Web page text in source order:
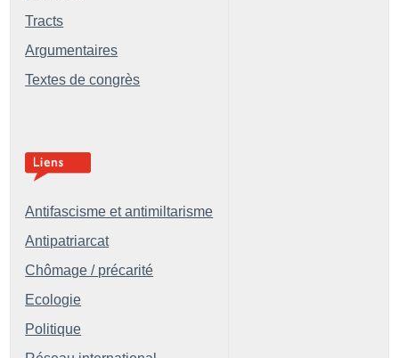
Tracts
Argumentaires
Textes de congrès
Antifascisme et antimiltarisme
Antipatriarcat
Chômage / précarité
Ecologie
Politique